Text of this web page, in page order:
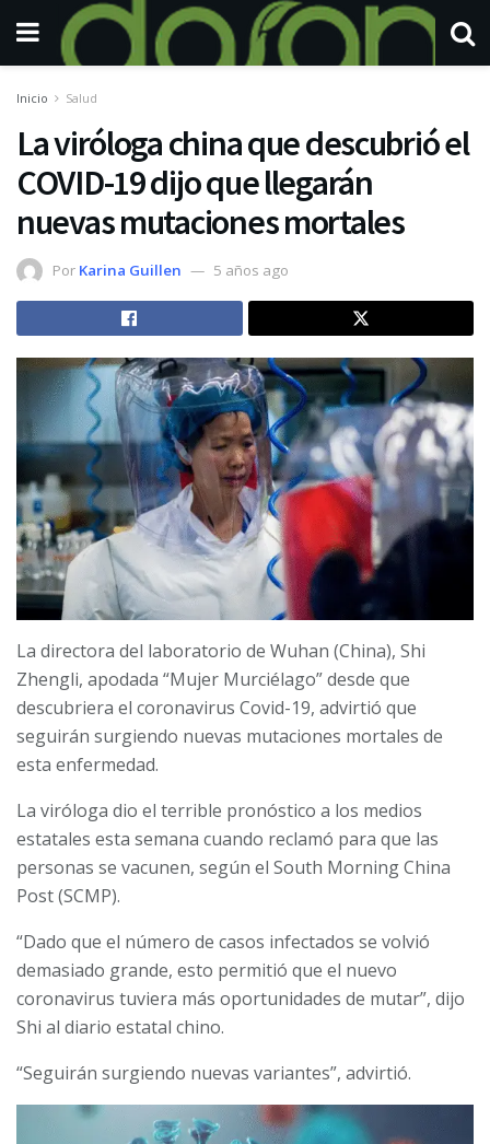
Inicio Salud
La viróloga china que descubrió el
COVID-19 dijo que llegarán
nuevas mutaciones mortales
Por Karina Guillen 5 años ago
La directora del laboratorio de Wuhan (China), Shi
Zhengli, apodada “Mujer Murciélago” desde que
descubriera el coronavirus Covid-19, advirtió que
seguirán surgiendo nuevas mutaciones mortales de
esta enfermedad.
La viróloga dio el terrible pronóstico a los medios
estatales esta semana cuando reclamó para que las
personas se vacunen, según el South Morning China
Post (SCMP).
“Dado que el número de casos infectados se volvió
demasiado grande, esto permitió que el nuevo
coronavirus tuviera más oportunidades de mutar”, dijo
Shi al diario estatal chino.
“Seguirán surgiendo nuevas variantes”, advirtió.